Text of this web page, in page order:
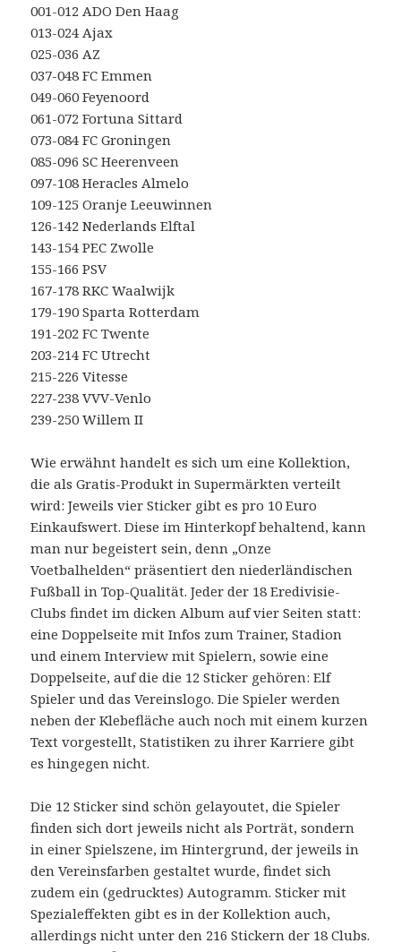
001-012 ADO Den Haag
013-024 Ajax
025-036 AZ
037-048 FC Emmen
049-060 Feyenoord
061-072 Fortuna Sittard
073-084 FC Groningen
085-096 SC Heerenveen
097-108 Heracles Almelo
109-125 Oranje Leeuwinnen
126-142 Nederlands Elftal
143-154 PEC Zwolle
155-166 PSV
167-178 RKC Waalwijk
179-190 Sparta Rotterdam
191-202 FC Twente
203-214 FC Utrecht
215-226 Vitesse
227-238 VVV-Venlo
239-250 Willem II
Wie erwähnt handelt es sich um eine Kollektion,
die als Gratis-Produkt in Supermärkten verteilt
wird: Jeweils vier Sticker gibt es pro 10 Euro
Einkaufswert. Diese im Hinterkopf behaltend, kann
man nur begeistert sein, denn „Onze
Voetbalhelden“ präsentiert den niederländischen
Fußball in Top-Qualität. Jeder der 18 Eredivisie-
Clubs findet im dicken Album auf vier Seiten statt:
eine Doppelseite mit Infos zum Trainer, Stadion
und einem Interview mit Spielern, sowie eine
Doppelseite, auf die die 12 Sticker gehören: Elf
Spieler und das Vereinslogo. Die Spieler werden
neben der Klebefläche auch noch mit einem kurzen
Text vorgestellt, Statistiken zu ihrer Karriere gibt
es hingegen nicht.
Die 12 Sticker sind schön gelayoutet, die Spieler
finden sich dort jeweils nicht als Porträt, sondern
in einer Spielszene, im Hintergrund, der jeweils in
den Vereinsfarben gestaltet wurde, findet sich
zudem ein (gedrucktes) Autogramm. Sticker mit
Spezialeffekten gibt es in der Kollektion auch,
allerdings nicht unter den 216 Stickern der 18 Clubs.